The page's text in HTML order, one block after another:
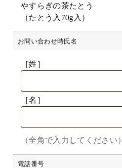
やすらぎの茶たとう
（たとう入70g入）
お問い合わせ時氏名
［姓］
［名］
（全角で入力してください）
電話番号